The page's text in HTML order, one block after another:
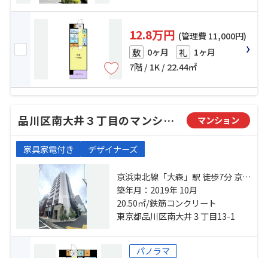
12.8万円 (管理費 11,000円)
敷 0ヶ月 礼 1ヶ月
7階 / 1K / 22.44㎡
品川区南大井３丁目のマンション マンション
家具家電付き デザイナーズ
京浜東北線「大森」駅 徒歩7分 京急
本線「大森海岸」駅 徒歩7分 東京モ
ノレール「大井競馬場前」駅 徒歩
21分
築年月：2019年 10月
20.50㎡/鉄筋コンクリート
東京都品川区南大井３丁目13-1
パノラマ